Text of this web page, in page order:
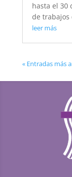
hasta el 30
de trabajos
leer más
« Entradas más